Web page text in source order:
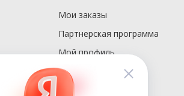
Мои заказы
Партнерская программа
Мой профиль